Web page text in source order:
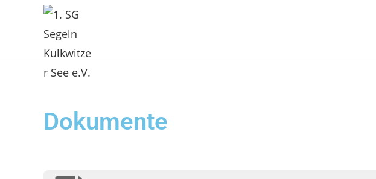
Dokumente